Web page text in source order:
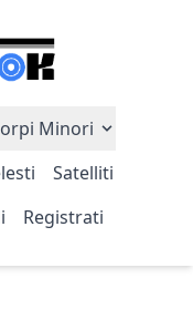
Minori
Satelliti
Registrati